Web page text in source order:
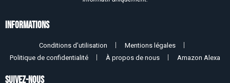
Informations
Conditions d’utilisation
Mentions légales
Politique de confidentialité
À propos de nous Amazon Alexa
SUIVEZ-NOUS